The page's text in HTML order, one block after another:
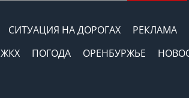
СИТУАЦИЯ НА ДОРОГАХ РЕКЛАМА
ЖКХ ПОГОДА ОРЕНБУРЖЬЕ